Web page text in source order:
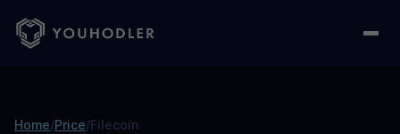
Home/Price/Filecoin